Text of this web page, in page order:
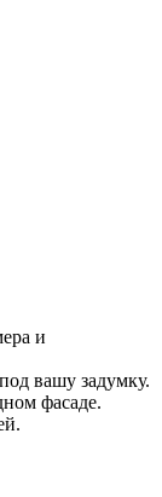
и
вашу задумку.
фасаде.